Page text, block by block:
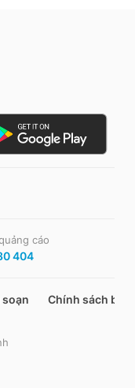
cáo
404
soạn Chính sách bảo